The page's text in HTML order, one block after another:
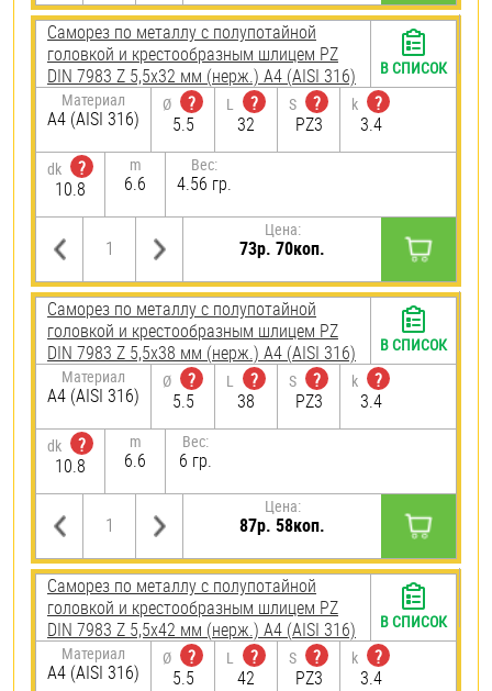
Саморез по металлу с полупотайной
головкой и крестообразным шлицем PZ
DIN 7983 Z 5,5х32 мм (нерж.) A4 (AISI 316)
Материал
A4 (AISI 316)
Ø
?
5.5
L
?
32
S
?
PZ3
k
?
3.4
dk
?
10.8
m
6.6
Вес:
4.56 гр.
Цена:
73р. 70коп.
В СПИСОК
Саморез по металлу с полупотайной
головкой и крестообразным шлицем PZ
DIN 7983 Z 5,5х38 мм (нерж.) A4 (AISI 316)
Материал
A4 (AISI 316)
Ø
?
5.5
L
?
38
S
?
PZ3
k
?
3.4
dk
?
10.8
m
6.6
Вес:
6 гр.
Цена:
87р. 58коп.
В СПИСОК
Саморез по металлу с полупотайной
головкой и крестообразным шлицем PZ
DIN 7983 Z 5,5х42 мм (нерж.) A4 (AISI 316)
Материал
A4 (AISI 316)
Ø
?
5.5
L
?
42
S
?
PZ3
k
?
3.4
В СПИСОК